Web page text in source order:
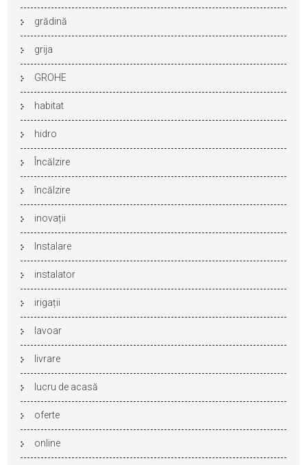
grădină
grija
GROHE
habitat
hidro
Încălzire
încălzire
inovații
Instalare
instalator
irigații
lavoar
livrare
lucru de acasă
oferte
online